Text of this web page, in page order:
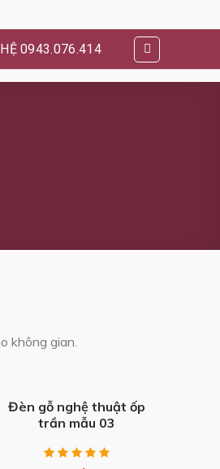
0943.076.414
không gian.
Đèn gỗ nghệ thuật ốp
trần mẫu 03